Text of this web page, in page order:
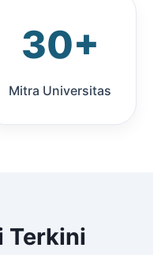
30+
Mitra Universitas
Terkini